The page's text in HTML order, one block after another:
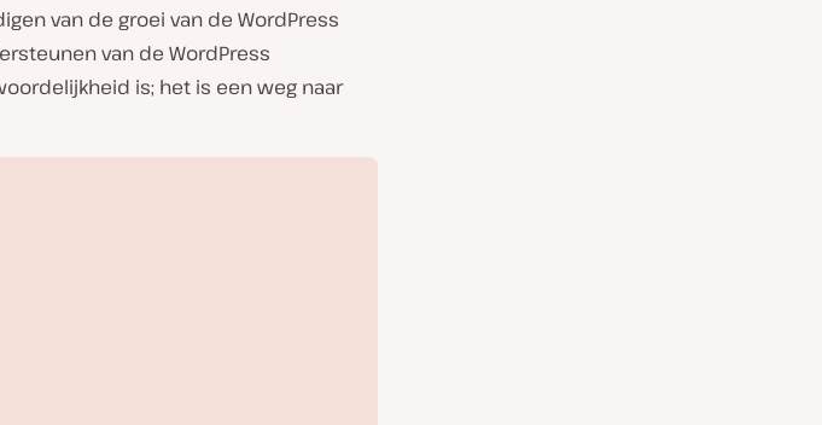
van de groei van de WordPress
van de WordPress
is; het is een weg naar